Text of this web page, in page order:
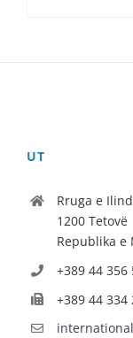
UT
Rruga e
1200 Tetovë
Republika e
+389 44 356
+389 44 334